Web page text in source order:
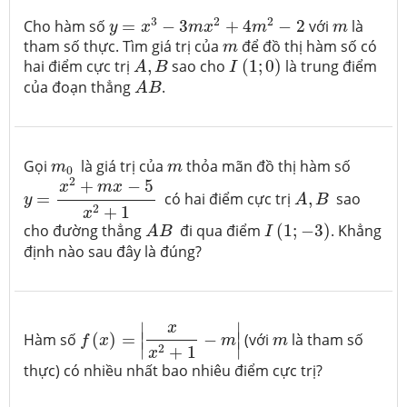
Cho hàm số y = x3 − 3mx2 + 4m2 − 2
− mx 4 m 2− 2 với m
mlà
tham số thực. Tìm giá trị của m
m để đồ thị hàm số có
hai điểm cực trị A, B
A,B sao choI (1;0)
I(1;0)
là trung điểm
của đoạn thẳng AB
AB .
Gọi m0
m0 là giá trị của m
mthỏa mãn đồ thị hàm số
y =
x2 + mx − 5
x2 + 1
y=x 2+mx−5x2 +1
có hai điểm cực trịA, B
A B
sao
cho đường thẳng A B
A B đi qua điểm I (1; −3)
I(1;−
. Khẳng
định nào sau đây là đúng?
Hàm số f (x) = ∣∣
∣
x
x2 + 1
− m
∣∣
∣
x 1−
(vớim
m là tham số
thực) có nhiều nhất bao nhiêu điểm cực trị?